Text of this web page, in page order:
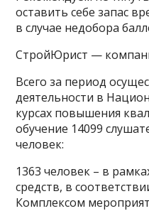
оставить себе запас
в случае недобора
СтройЮрист —
Всего за период
деятельности в
курсах повышения
обучение 14099
человек:
1363 человек – в
средств, в
Комплексом